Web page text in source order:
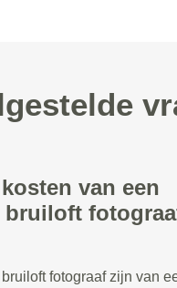
van een
bruiloft
fotograaf zijn van